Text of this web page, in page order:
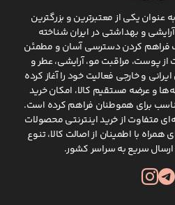
عنوان یکی از معتبرترین و بزرگترین
و بهداشتی در ایران شناخته
کردن دسترسی آسان و مطمئن
پوست، مراقبت مو، آرایشی، عطر و
و خارجی فعالیت خود را آغاز کرده
و عرضه مستقیم کالا، امکان خرید
برای هموطنان فراهم کرده است.
متفاوت از خرید اینترنتی محصولات
با اطمینان از اصالت کالا، تنوع
ارسال سریع به سراسر کشور.